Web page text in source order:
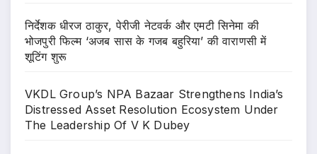
निर्देशक धीरज ठाकुर, पेरीजी नेटवर्क और एमटी सिनेमा की
भोजपुरी फिल्म ‘अजब सास के गजब बहुरिया’ की वाराणसी में
शूटिंग शुरू
VKDL Group’s NPA Bazaar Strengthens India’s
Distressed Asset Resolution Ecosystem Under
The Leadership Of V K Dubey